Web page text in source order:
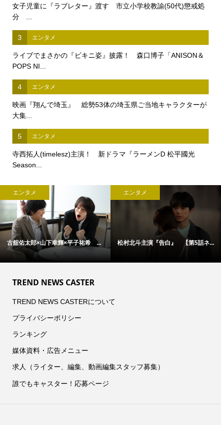
女子児童に『ラブレター』渡す 市立小学校教諭(50代)懲戒処
分 ...
3 エンタメ
ライブでまさかの『ビキニ姿』披露！ 森口博子「ANISON＆
POPS NI...
4 エンタメ
映画『翔んで埼玉』 総勢53体の埼玉県ご当地キャラクターが
大集...
5 エンタメ
寺西拓人(timelesz)主演！ 新ドラマ『ラーメンD 松平國光
Season...
エンタメ
古舘佑太郎×山下幸輝×平子祐希 ...
エンタメ
松村北斗主演『告白』 【第5話ネ...
TREND NEWS CASTER
TREND NEWS CASTERについて
プライバシーポリシー
ランキング
媒体資料・広告メニュー
求人（ライター、編集、動画編集スタッフ募集）
誰でもキャスター！応募ページ